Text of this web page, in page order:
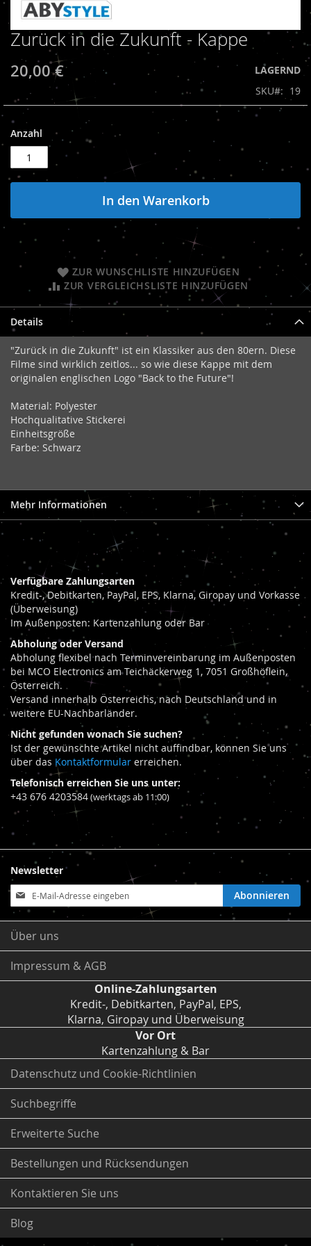
Zum
Anfang
der
Bildergalerie
springen
Zurück in die Zukunft - Kappe
20,00 €
LAGERND
SKU
19
Anzahl
In den Warenkorb
ZUR WUNSCHLISTE HINZUFÜGEN
ZUR VERGLEICHSLISTE HINZUFÜGEN
Details
"Zurück in die Zukunft" ist ein Klassiker aus den 80ern. Diese
Filme sind wirklich zeitlos... so wie diese Kappe mit dem
originalen englischen Logo "Back to the Future"!
Material: Polyester
Hochqualitative Stickerei
Einheitsgröße
Farbe: Schwarz
Mehr Informationen
Verfügbare Zahlungsarten
Kredit-, Debitkarten, PayPal, EPS, Klarna, Giropay und Vorkasse
(Überweisung)
Im Außenposten: Kartenzahlung oder Bar
Abholung oder Versand
Abholung flexibel nach Terminvereinbarung im Außenposten
bei MCO Electronics am Teichäckerweg 1, 7051 Großhöflein,
Österreich.
Versand innerhalb Österreichs, nach Deutschland und in
weitere EU-Nachbarländer.
Nicht gefunden wonach Sie suchen?
Ist der gewünschte Artikel nicht auffindbar, können Sie uns
über das Kontaktformular erreichen.
Telefonisch erreichen Sie uns unter:
+43 676 4203584(werktags ab 11:00)
Newsletter
Anmeldung
zum
Newsletter:
Abonnieren
Über uns
Impressum & AGB
Online-Zahlungsarten
Kredit-, Debitkarten, PayPal, EPS,
Klarna, Giropay und Überweisung
Vor Ort
Kartenzahlung & Bar
Datenschutz und Cookie-Richtlinien
Suchbegriffe
Erweiterte Suche
Bestellungen und Rücksendungen
Kontaktieren Sie uns
Blog